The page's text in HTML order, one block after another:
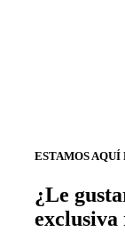
ESTAMOS AQUÍ
¿Le